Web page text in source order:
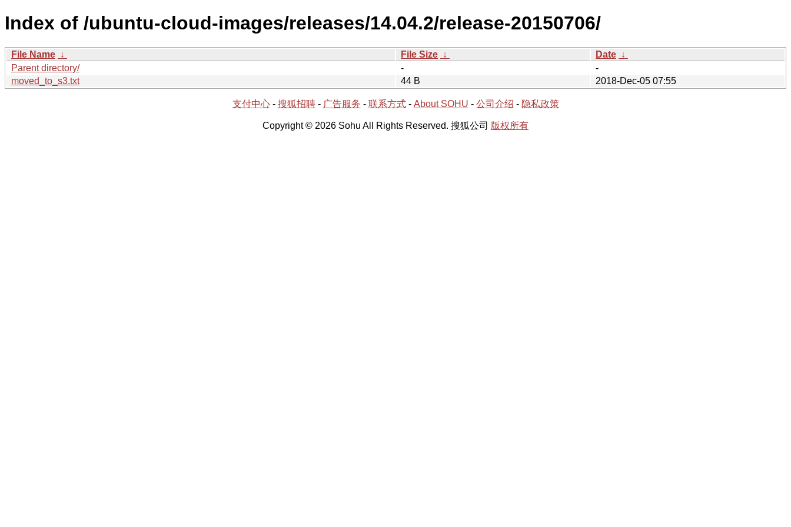
Index of /ubuntu-cloud-images/releases/14.04.2/release-20150706/
File Name ↓ File Size ↓ Date ↓
Parent directory/
-
-
moved_to_s3.txt
44 B 2018-Dec-05 07:55
支付中心- 搜狐招聘- 广告服务 - 联系方式- About SOHU - 公司介绍 - 隐私政策
Copyright © 2026 Sohu All Rights Reserved. 搜狐公司 版权所有